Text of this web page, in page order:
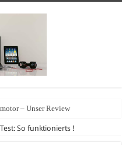
– Unser Review
So funktionierts !